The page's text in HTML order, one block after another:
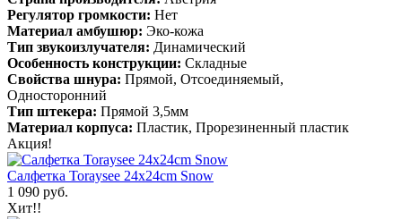
Регулятор громкости: Нет
Материал амбушюр: Эко-кожа
Тип звукоизлучателя: Динамический
Особенность конструкции: Складные
Свойства шнура: Прямой, Отсоединяемый,
Односторонний
Тип штекера: Прямой 3,5мм
Материал корпуса: Пластик, Прорезиненный пластик
Акция!
Салфетка Toraysee 24x24cm Snow
1 090 руб.
Хит!!